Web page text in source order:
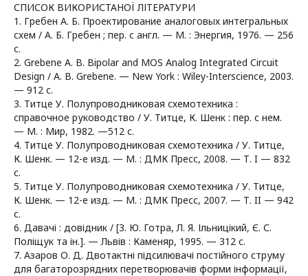
СПИСОК ВИКОРИСТАНОЇ ЛІТЕРАТУРИ
1. Гребен А. Б. Проектирование аналоговых интегральных
схем / А. Б. Гребен ; пер. с англ. — М. : Энергия, 1976. — 256
с.
2. Grebene A. B. Bipolar and MOS Analog Integrated Circuit
Design / A. B. Grebene. — New York : Wiley-Interscience, 2003.
— 912 с.
3. Титце У. Полупроводниковая схемотехника :
справочное руководство / У. Титце, К. Шенк : пер. с нем.
— М. : Мир, 1982. —512 с.
4. Титце У. Полупроводниковая схемотехника / У. Титце,
К. Шенк. — 12-е изд. — М. : ДМК Пресс, 2008. — Т. I — 832
с.
5. Титце У. Полупроводниковая схемотехника / У. Титце,
К. Шенк. — 12-е изд. — М. : ДМК Пресс, 2007. — Т. II — 942
с.
6. Давачі : довідник / [З. Ю. Готра, Л. Я. Ільницікий, Є. С.
Поліщук та ін.]. — Львів : Каменяр, 1995. — 312 с.
7. Азаров О. Д. Двотактні підсилювачі постійного струму
для багаторозрядних перетворювачів форми інформації,